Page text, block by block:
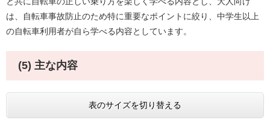
は、自転車事故防止のため特に重要なポイントに絞り、中学生以上
の自転車利用者が自ら学べる内容としています。
(5) 主な内容
表のサイズを切り替える